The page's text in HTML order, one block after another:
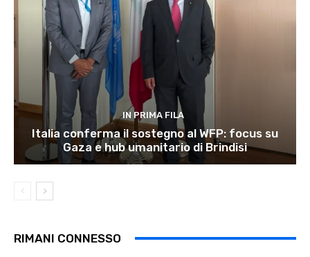
IN PRIMA FILA
Italia conferma il sostegno al WFP: focus su
Gaza e hub umanitario di Brindisi
RIMANI CONNESSO